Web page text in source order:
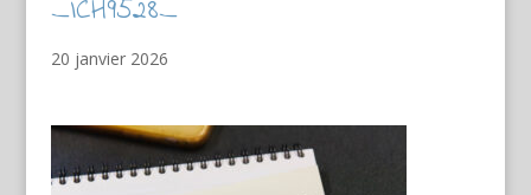
_ICH9528_
20 janvier 2026